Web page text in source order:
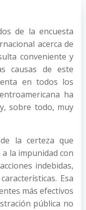
de la encuesta
acerca de
conveniente y
causas de este
en todos los
ha
sobre todo, muy
la certeza que
la impunidad con
indebidas,
Esa
más efectivos
pública no